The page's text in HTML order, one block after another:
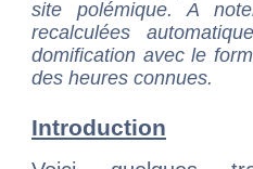
site polémique. A
recalculées
domification avec le
des heures connues.
Introduction